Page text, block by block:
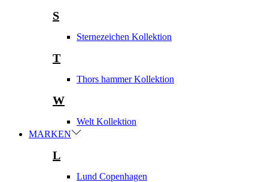
S
Sternezeichen Kollektion
T
Thors hammer Kollektion
W
Welt Kollektion
MARKEN
L
Lund Copenhagen